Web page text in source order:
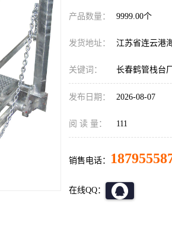
产品数量： 9999.00个
发货地址： 江苏省连云港
关键词： 长春鹤管栈台
发布日期： 2026-08-07
阅 读 量： 111
销售电话：
在线QQ：